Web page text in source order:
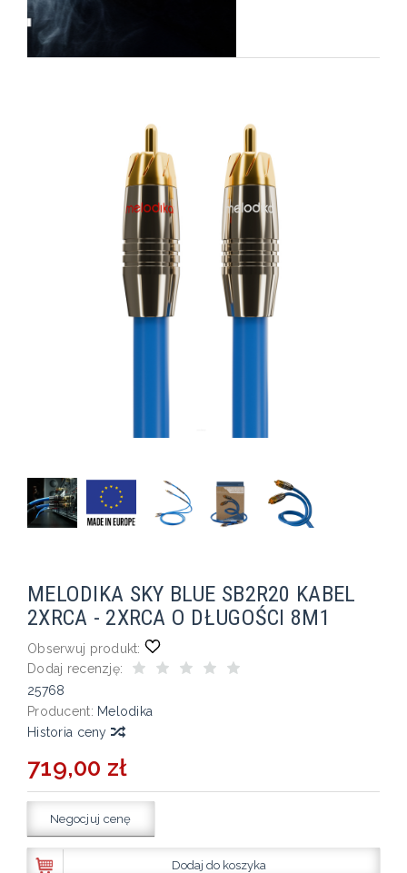
MELODIKA SKY BLUE SB2R20 KABEL
2XRCA - 2XRCA O DŁUGOŚCI 8M1
Obserwuj produkt:
Dodaj recenzję:
25768
Producent: Melodika
Historia ceny
719,00 zł
Negocjuj cenę
Dodaj do koszyka